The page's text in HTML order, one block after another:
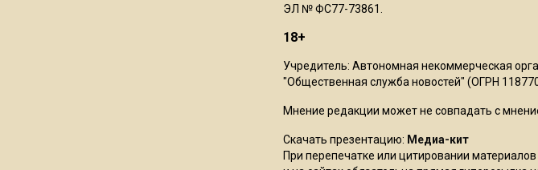
ЭЛ № ФС77-73861.
18+
Учредитель: Автономная некоммерческая
"Общественная служба новостей" (ОГРН
Мнение редакции может не совпадать с
Скачать презентацию: Медиа-кит
При перепечатке или цитировании